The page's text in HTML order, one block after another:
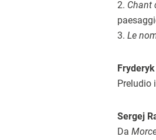
2. Chant
3. Le
Preludio
Sergej
Da